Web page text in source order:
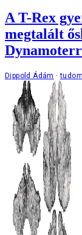
A T-Rex
megtalált
Dippold Ádám